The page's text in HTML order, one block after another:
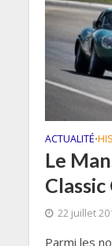
ACTUALITÉ•
Le
22 juillet
Parmi les